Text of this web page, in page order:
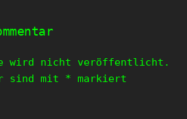
wird nicht veröffentlicht.
sind mit * markiert